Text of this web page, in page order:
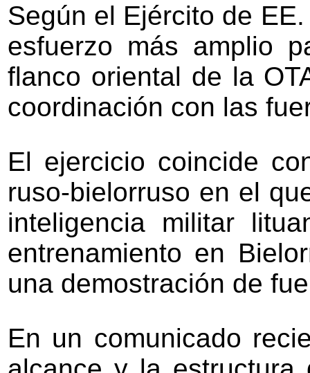
Según el Ejército de
esfuerzo más amplio
flanco oriental de la
coordinación con las
El ejercicio coincide
ruso-bielorruso en el
inteligencia militar
entrenamiento en
una demostración de
En un comunicado